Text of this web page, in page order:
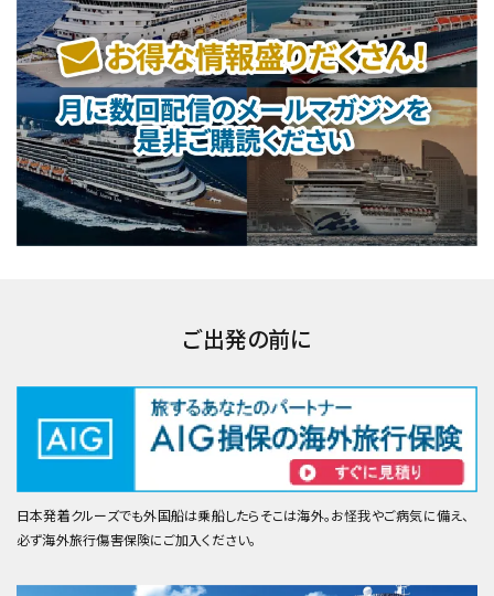
ご出発の前に
日本発着クルーズでも外国船は乗船したらそこは海外。お怪我やご病気に備え、
必ず海外旅行傷害保険にご加入ください。